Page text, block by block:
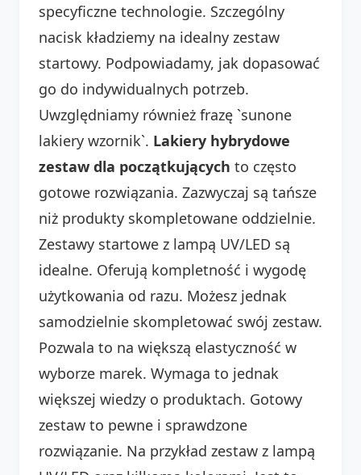
specyficzne technologie. Szczególny
nacisk kładziemy na idealny zestaw
startowy. Podpowiadamy, jak dopasować
go do indywidualnych potrzeb.
Uwzględniamy również frazę `sunone
lakiery wzornik`. Lakiery hybrydowe
zestaw dla początkujących to często
gotowe rozwiązania. Zazwyczaj są tańsze
niż produkty skompletowane oddzielnie.
Zestawy startowe z lampą UV/LED są
idealne. Oferują kompletność i wygodę
użytkowania od razu. Możesz jednak
samodzielnie skompletować swój zestaw.
Pozwala to na większą elastyczność w
wyborze marek. Wymaga to jednak
większej wiedzy o produktach. Gotowy
zestaw to pewne i sprawdzone
rozwiązanie. Na przykład zestaw z lampą